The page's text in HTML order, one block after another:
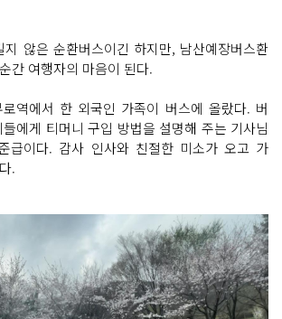
않은 순환버스이긴 하지만, 남산예장버스환
간 여행자의 마음이 된다.
역에서 한 외국인 가족이 버스에 올랐다. 버
에게 티머니 구입 방법을 설명해 주는 기사님
급이다. 감사 인사와 친절한 미소가 오고 가
.